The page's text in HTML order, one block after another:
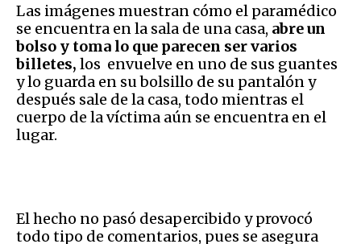
Las imágenes muestran cómo el paramédico
se encuentra en la sala de una casa, abre un
bolso y toma lo que parecen ser varios
billetes, los envuelve en uno de sus guantes
y lo guarda en su bolsillo de su pantalón y
después sale de la casa, todo mientras el
cuerpo de la víctima aún se encuentra en el
lugar.
El hecho no pasó desapercibido y provocó
todo tipo de comentarios, pues se asegura